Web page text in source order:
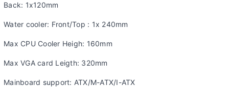
Back: 1x120mm
Water cooler: Front/Top : 1x 240mm
Max CPU Cooler Heigh: 160mm
Max VGA card Leigth: 320mm
Mainboard support: ATX/M-ATX/I-ATX